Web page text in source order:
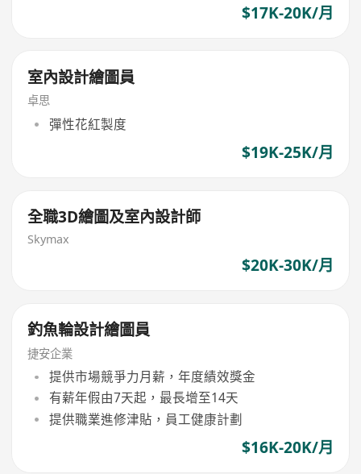
$17K-20K/月
室內設計繪圖員
卓思
彈性花紅製度
$19K-25K/月
全職3D繪圖及室內設計師
Skymax
$20K-30K/月
釣魚輪設計繪圖員
捷安企業
提供市場競爭力月薪，年度績效獎金
有薪年假由7天起，最長增至14天
提供職業進修津貼，員工健康計劃
$16K-20K/月